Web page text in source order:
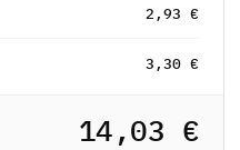
2,93 €
3,30 €
14,03 €